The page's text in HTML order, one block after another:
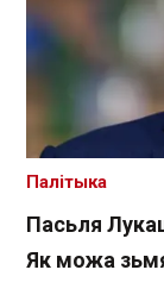
Пасьля
Як можа
Палітыка